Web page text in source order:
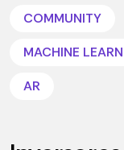
COMMUNITY
MACHINE
AR